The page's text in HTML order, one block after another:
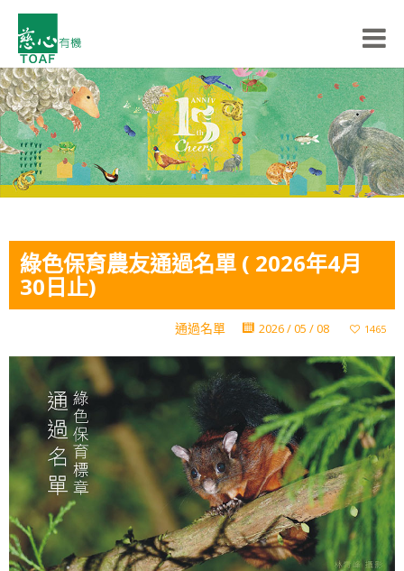
綠色保育農友通過名單 ( 2026年4月
30日止)
通過名單 2026 / 05 / 08 1465